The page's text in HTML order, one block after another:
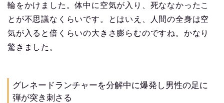
輪をかけました。体中に空気が入り、死ななかったこ
とが不思議なくらいです。とはいえ、人間の全身は空
気が入ると倍くらいの大きさ膨らむのですね。かなり
驚きました。
グレネードランチャーを分解中に爆発し男性の足に
弾が突き刺さる